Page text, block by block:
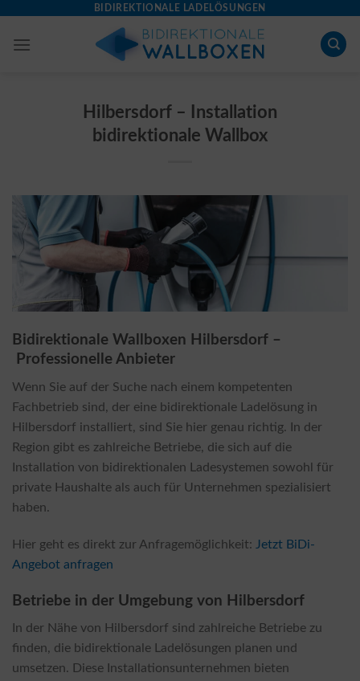
content
BIDIREKTIONALE LADELÖSUNGEN
Hilbersdorf – Installation
bidirektionale Wallbox
Bidirektionale Wallboxen Hilbersdorf –
Professionelle Anbieter
Wenn Sie auf der Suche nach einem kompetenten
Fachbetrieb sind, der eine bidirektionale Ladelösung in
Hilbersdorf installiert, sind Sie hier genau richtig. In der
Region gibt es zahlreiche Betriebe, die sich auf die
Installation von bidirektionalen Ladesystemen sowohl für
private Haushalte als auch für Unternehmen spezialisiert
haben.
Hier geht es direkt zur Anfragemöglichkeit: Jetzt BiDi-
Angebot anfragen
Betriebe in der Umgebung von Hilbersdorf
In der Nähe von Hilbersdorf sind zahlreiche Betriebe zu
finden, die bidirektionale Ladelösungen planen und
umsetzen. Diese Installationsunternehmen bieten